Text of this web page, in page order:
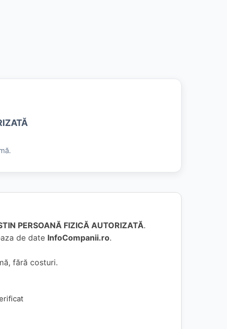
PERSOANĂ FIZICĂ AUTORIZATĂ.
de date InfoCompanii.ro.
fără costuri.